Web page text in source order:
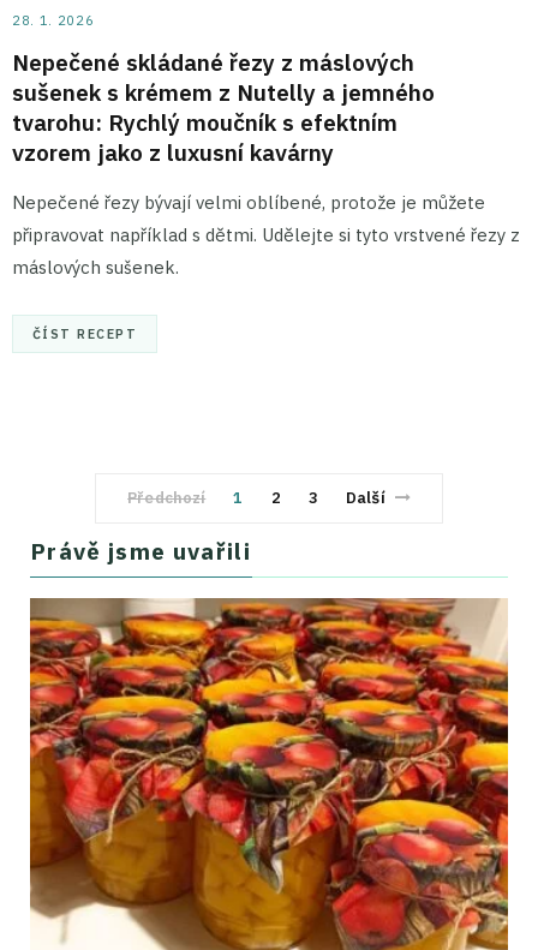
28. 1. 2026
Nepečené skládané řezy z máslových
sušenek s krémem z Nutelly a jemného
tvarohu: Rychlý moučník s efektním
vzorem jako z luxusní kavárny
Nepečené řezy bývají velmi oblíbené, protože je můžete
připravovat například s dětmi. Udělejte si tyto vrstvené řezy z
máslových sušenek.
ČÍST RECEPT
Předchozí 1 2 3 Další
Právě jsme uvařili